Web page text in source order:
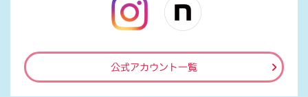
公式アカウント一覧